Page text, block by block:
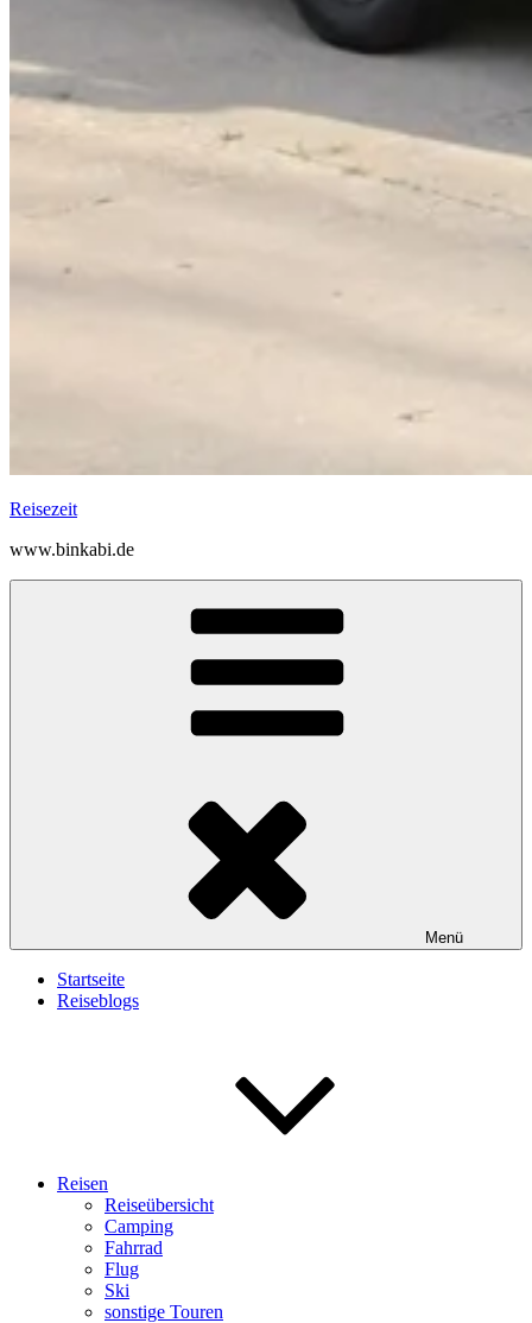
Reisezeit
www.binkabi.de
Menü
Startseite
Reiseblogs
Reisen
Reiseübersicht
Camping
Fahrrad
Flug
Ski
sonstige Touren